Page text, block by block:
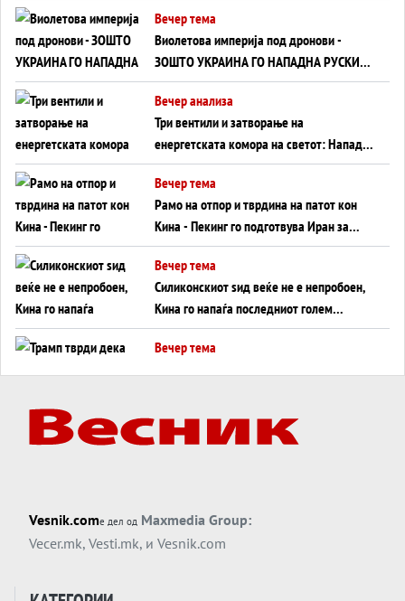
Вечер тема
Виолетова империја под дронови -
ЗОШТО УКРАИНА ГО НАПАДНА РУСКИОТ
WILDBERRIES
Вечер анализа
Три вентили и затворање на
енергетската комора на светот: Нападот
во Суец најавува глобален енергетски
инфаркт?
Вечер тема
Рамо на отпор и тврдина на патот кон
Кина - Пекинг го подготвува Иран за
американска копнена инвазија
Вечер тема
Силиконскиот ѕид веќе не е непробоен,
Кина го напаѓа последниот голем
монопол на Западот?
Вечер тема
Вечер тема
ДЛАБОКО УДОЛУ: Сметководствените
Вечер тема
АТОМСКО ДОМИНО НА БЛИСКИОТ
ИСТОК
Vesnik.comе дел од Maxmedia Group:
Vecer.mk, Vesti.mk, и Vesnik.com